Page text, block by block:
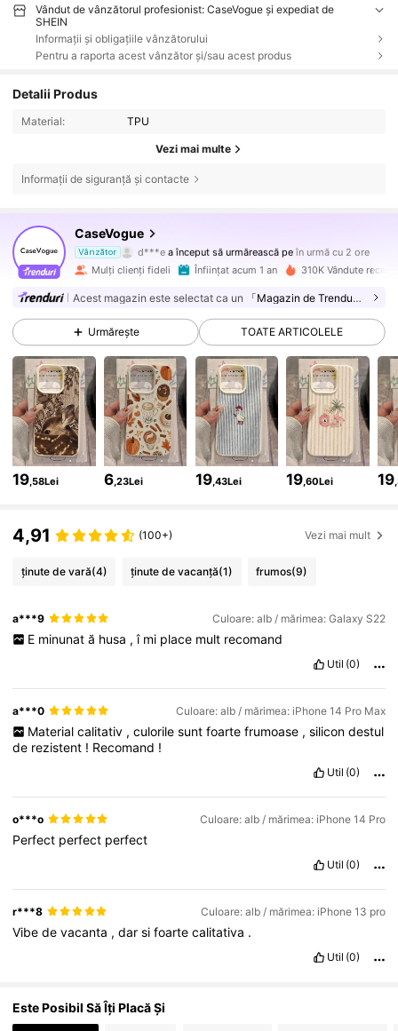
Vândut de vânzătorul profesionist: CaseVogue și expediat de
SHEIN
Informații și obligațiile vânzătorului
Pentru a raporta acest vânzător și/sau acest produs
Detalii Produs
Material: TPU
Vezi mai multe
Informații de siguranță și contacte
CaseVogue
Vânzător
m***a navighează
4,88
35K Urmăritori
4,88 35K Urmăritori
4,88 35K Urmăritori
4,88 35K Urmăritori
4,88 35K Urmăritori
4,88 35K Urmăritori
4,88
Mulți clienți fideli Înființat acum 1 an 310K Vândute recent
Acest magazin este selectat ca un 「Magazin de Trenduri」
Urmărește TOATE ARTICOLELE
19 ,58Lei 6 ,23Lei 19,43Lei 19 ,60Lei 19
4,91 (100+) Vezi mai mult
ținute de vară(4) ținute de vacanță(1) frumos(9)
a***9 Culoare: alb / mărimea: Galaxy S22
E minunat ă husa ,î mi place mult recomand
Util (0)
a***0 Culoare: alb / mărimea: iPhone 14 Pro Max
Material calitativ , culorile sunt foarte frumoase , silicon destul
de rezistent ! Recomand !
Util (0)
o***o Culoare: alb / mărimea: iPhone 14 Pro
Perfect perfect perfect
Util (0)
r***8 Culoare: alb / mărimea: iPhone 13 pro
Vibedevacanta ,darsifoartecalitativa .
Util (0)
Este Posibil Să Îți Placă Și